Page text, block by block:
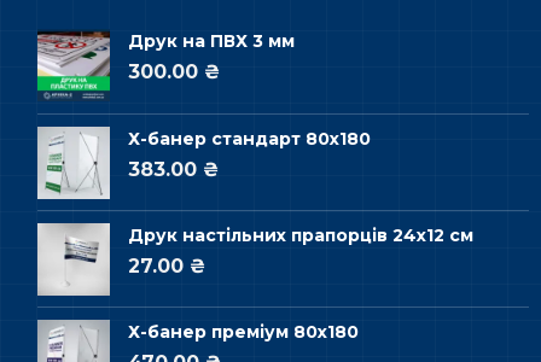
Друк на ПВХ 3 мм
300.00 ₴
Х-банер стандарт 80х180
383.00 ₴
Друк настільних прапорців 24х12 см
27.00 ₴
Х-банер преміум 80х180